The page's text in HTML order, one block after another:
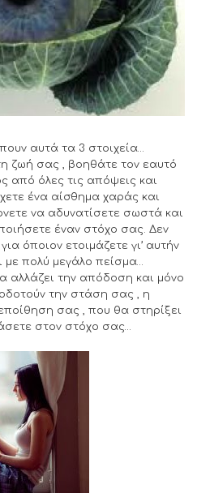
αυτά τα 3 στοιχεία…
ζωή σας , βοηθάτε τον εαυτό
από όλες τις απόψεις και
ένα αίσθημα χαράς και
να αδυνατίσετε σωστά και
έναν στόχο σας. Δεν
όποιον ετοιμάζετε γι’ αυτήν
με πολύ μεγάλο πείσμα…
αλλάζει την απόδοση και μόνο
την στάση σας , η
σας , που θα στηρίξει
στον στόχο σας…